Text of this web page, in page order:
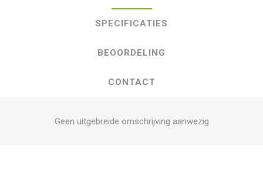
SPECIFICATIES
BEOORDELING
CONTACT
Geen uitgebreide omschrijving aanwezig